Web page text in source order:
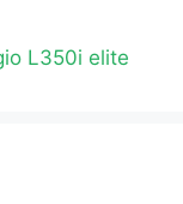
L350i elite